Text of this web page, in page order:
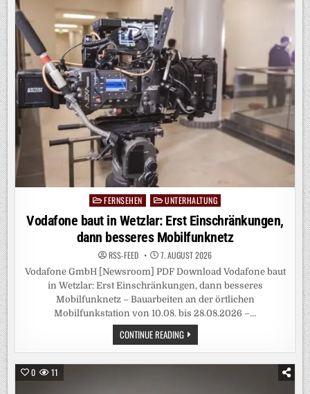
MOBILFUNKNETZ
PostedFERNSEHEN UNTERHALTUNG
Vodafone baut in Wetzlar: Erst Einschränkungen,
dann besseres Mobilfunknetz
RSS-FEED 7. AUGUST 2026
Vodafone GmbH [Newsroom] PDF Download Vodafone baut
in Wetzlar: Erst Einschränkungen, dann besseres
Mobilfunknetz – Bauarbeiten an der örtlichen
Mobilfunkstation von 10.08. bis 28.08.2026 –…
CONTINUE READINGVODAFONE
BAUT
IN
WETZLAR:
0 11